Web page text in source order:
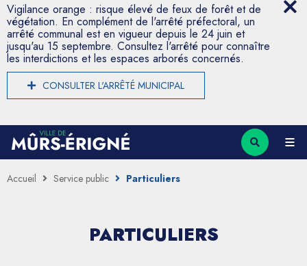
Vigilance orange : risque élevé de feux de forêt et de
végétation. En complément de l'arrêté préfectoral, un
arrêté communal est en vigueur depuis le 24 juin et
jusqu'au 15 septembre. Consultez l'arrêté pour connaître
les interdictions et les espaces arborés concernés.
CONSULTER L'ARRÊTÉ MUNICIPAL
Accueil Service public Particuliers
PARTICULIERS